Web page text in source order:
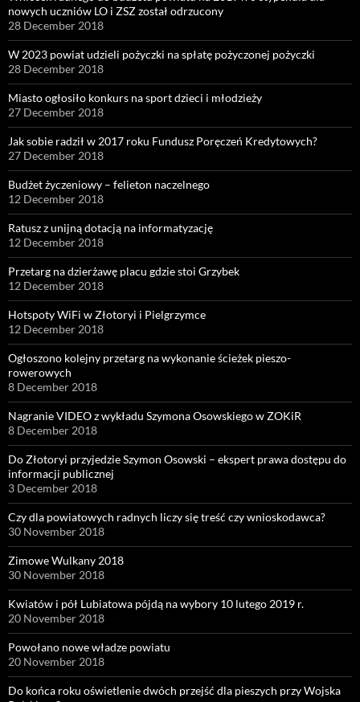
nowych uczniów LO i ZSZ został odrzucony
28 December 2018
W 2023 powiat udzieli pożyczki na spłatę pożyczonej pożyczki
28 December 2018
Miasto ogłosiło konkurs na sport dzieci i młodzieży
27 December 2018
Jak sobie radził w 2017 roku Fundusz Poręczeń Kredytowych?
27 December 2018
Budżet życzeniowy – felieton naczelnego
12 December 2018
Ratusz z unijną dotacją na informatyzację
12 December 2018
Przetarg na dzierżawę placu gdzie stoi Grzybek
12 December 2018
Hotspoty WiFi w Złotoryi i Pielgrzymce
12 December 2018
Ogłoszono kolejny przetarg na wykonanie ścieżek pieszo-
rowerowych
8 December 2018
Nagranie VIDEO z wykładu Szymona Osowskiego w ZOKiR
8 December 2018
Do Złotoryi przyjedzie Szymon Osowski – ekspert prawa dostępu do
informacji publicznej
3 December 2018
Czy dla powiatowych radnych liczy się treść czy wnioskodawca?
30 November 2018
Zimowe Wulkany 2018
30 November 2018
Kwiatów i pół Lubiatowa pójdą na wybory 10 lutego 2019 r.
20 November 2018
Powołano nowe władze powiatu
20 November 2018
Do końca roku oświetlenie dwóch przejść dla pieszych przy Wojska